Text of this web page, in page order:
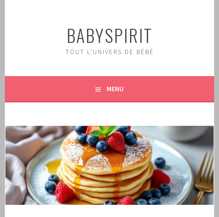
BABYSPIRIT
TOUT L'UNIVERS DE BÉBÉ
MENU